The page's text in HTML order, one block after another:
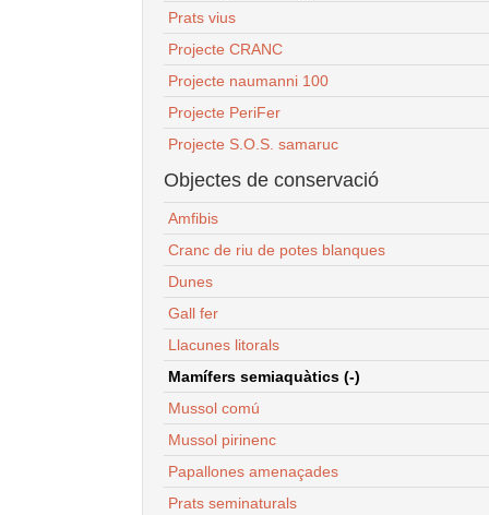
Prats vius
Projecte CRANC
Projecte naumanni 100
Projecte PeriFer
Projecte S.O.S. samaruc
Objectes de conservació
Amfibis
Cranc de riu de potes blanques
Dunes
Gall fer
Llacunes litorals
Mamífers semiaquàtics (-)
Mussol comú
Mussol pirinenc
Papallones amenaçades
Prats seminaturals